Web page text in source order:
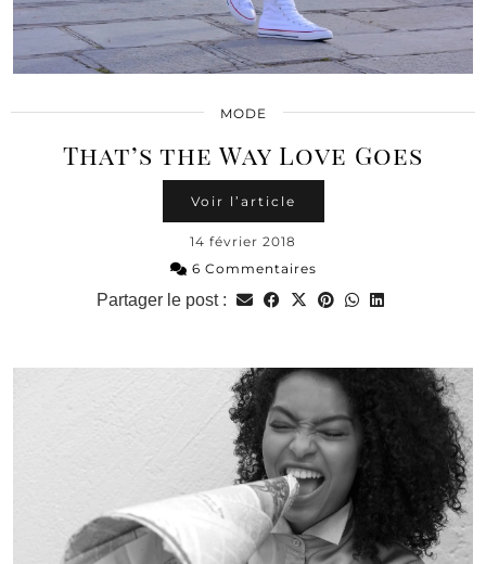
MODE
That’s the Way Love Goes
Voir l’article
14 février 2018
6 Commentaires
Partager le post :